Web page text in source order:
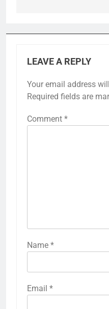
LEAVE A REPLY
Your email address
Required fields are
Comment *
Name *
Email *